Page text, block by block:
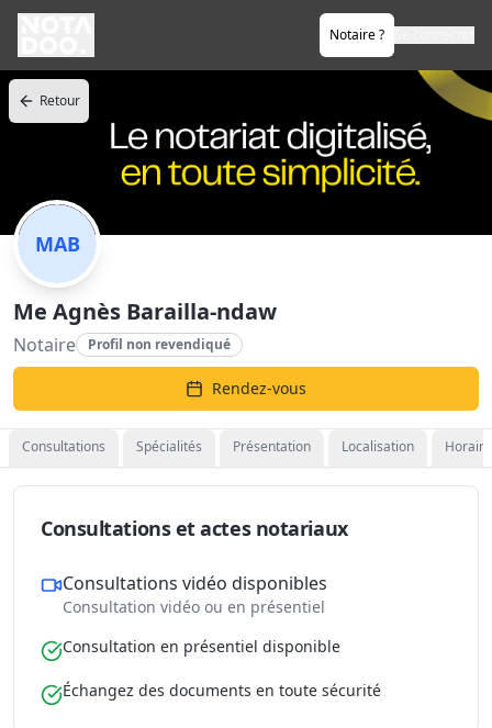
Notaire ?
Retour
MAB
Me Agnès Barailla-ndaw
Notaire Profil non revendiqué
Rendez-vous
Consultations Spécialités Présentation Localisation
Consultations et actes notariaux
Consultations vidéo disponibles
Consultation vidéo ou en présentiel
Consultation en présentiel disponible
Échangez des documents en toute sécurité